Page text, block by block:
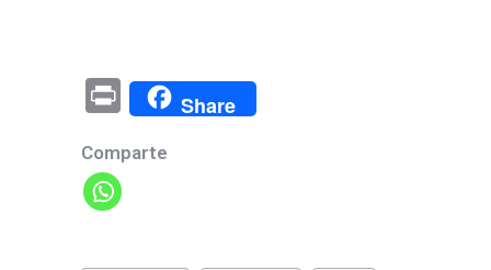
Pr
in
t
Share
Comparte